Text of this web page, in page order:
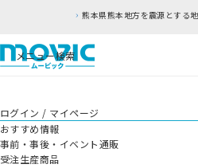
本県熊本地方を震源とする地震の影響につきまして
メニュー検索
ログイン / マイページ
おすすめ情報
事前・事後・イベント通販
受注生産商品